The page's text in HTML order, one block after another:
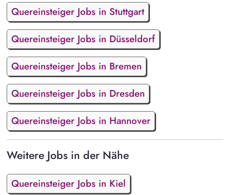
Quereinsteiger Jobs in Stuttgart
Quereinsteiger Jobs in Düsseldorf
Quereinsteiger Jobs in Bremen
Quereinsteiger Jobs in Dresden
Quereinsteiger Jobs in Hannover
Weitere Jobs in der Nähe
Quereinsteiger Jobs in Kiel